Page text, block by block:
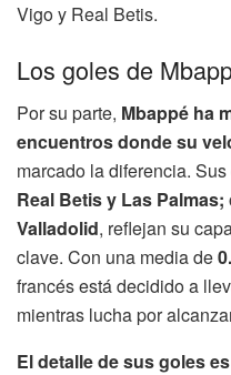
Vigo y Real Betis.
Los goles de
Por su parte, Mbappé ha
encuentros donde su
marcado la diferencia.
Real Betis y Las Palmas;
Valladolid, reflejan su
clave. Con una media de
francés está decidido a
mientras lucha por
El detalle de sus goles